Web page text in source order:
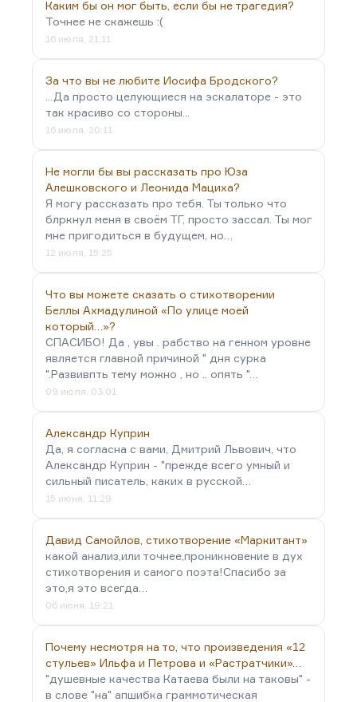
Каким бы он мог быть, если бы не трагедия?
Точнее не скажешь :(
16 июля, 21:11
За что вы не любите Иосифа Бродского?
...Да просто целующиеся на эскалаторе - это
так красиво со стороны...
16 июля, 20:11
Не могли бы вы рассказать про Юза
Алешковского и Леонида Мациха?
Я могу рассказать про тебя. Ты только что
блркнул меня в своём ТГ, просто зассал. Ты мог
мне пригодиться в будущем, но…
12 июля, 15:25
Что вы можете сказать о стихотворении
Беллы Ахмадулиной «По улице моей
который…»?
СПАСИБО! Да , увы . рабство на генном уровне
является главной причиной " дня сурка
".Развивпть тему можно , но .. опять "…
09 июля, 03:01
Александр Куприн
Да, я согласна с вами, Дмитрий Львович, что
Александр Куприн - "прежде всего умный и
сильный писатель, каких в русской…
15 июня, 11:29
Давид Самойлов, стихотворение «Маркитант»
какой анализ,или точнее,проникновение в дух
стихотворения и самого поэта!Спасибо за
это,я это всегда…
06 июня, 19:21
Почему несмотря на то, что произведения «12
стульев» Ильфа и Петрова и «Растратчики»…
"душевные качества Катаева были на таковы" -
в слове "на" апшибка граммотическая